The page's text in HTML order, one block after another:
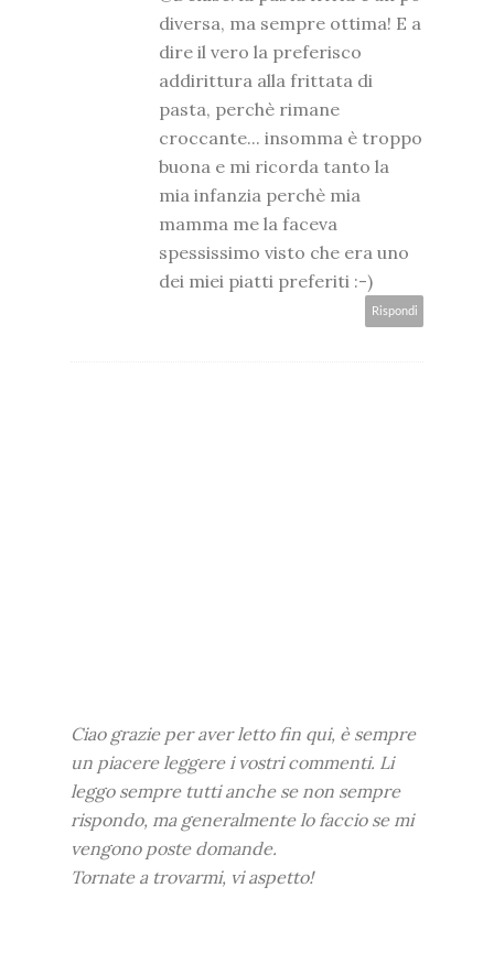
diversa, ma sempre ottima! E a
dire il vero la preferisco
addirittura alla frittata di
pasta, perchè rimane
croccante... insomma è troppo
buona e mi ricorda tanto la
mia infanzia perchè mia
mamma me la faceva
spessissimo visto che era uno
dei miei piatti preferiti :-)
Rispondi
Ciao grazie per aver letto fin qui, è sempre
un piacere leggere i vostri commenti. Li
leggo sempre tutti anche se non sempre
rispondo, ma generalmente lo faccio se mi
vengono poste domande.
Tornate a trovarmi, vi aspetto!